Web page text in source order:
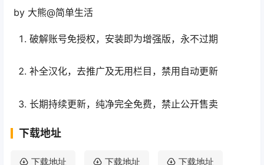
by 大熊@简单生活
破解账号免授权，安装即为增强版，永不过期
补全汉化，去推广及无用栏目，禁用自动更新
长期持续更新，纯净完全免费，禁止公开售卖
下载地址
下载地址 下载地址 下载地址